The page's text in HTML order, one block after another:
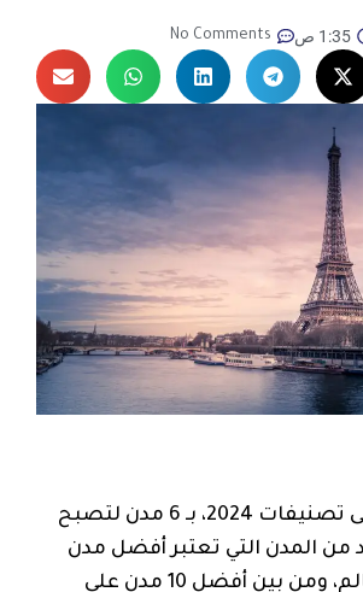
1:35 ص No Comments
تهيمن أوروبا على تصنيفات 2024، بـ 6 مدن لتصبح
من المدن التي تعتبر أفضل مدن
سياحية في العالم، ومن بين أفضل 10 مدن على